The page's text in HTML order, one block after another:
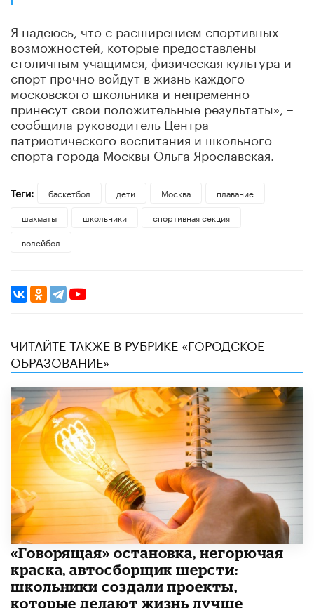
Я надеюсь, что с расширением спортивных
возможностей, которые предоставлены
столичным учащимся, физическая культура и
спорт прочно войдут в жизнь каждого
московского школьника и непременно
принесут свои положительные результаты», –
сообщила руководитель Центра
патриотического воспитания и школьного
спорта города Москвы Ольга Ярославская.
Теги: баскетбол дети Москва
плавание
шахматы
школьники
спортивная секция
волейбол
ЧИТАЙТЕ ТАКЖЕ В РУБРИКЕ «ГОРОДСКОЕ
ОБРАЗОВАНИЕ»
​«Говорящая» остановка, негорючая
краска, автосборщик шерсти:
школьники создали проекты,
которые делают жизнь лучше